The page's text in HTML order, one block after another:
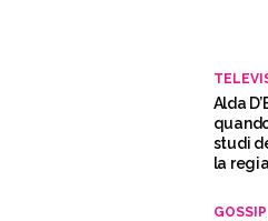
Alda
studi
la
GOSSIP